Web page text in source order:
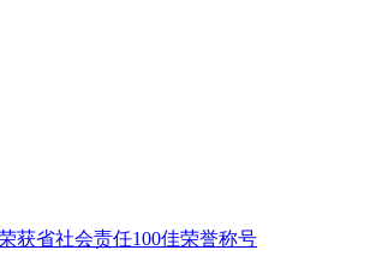
获省社会责任100佳荣誉称号